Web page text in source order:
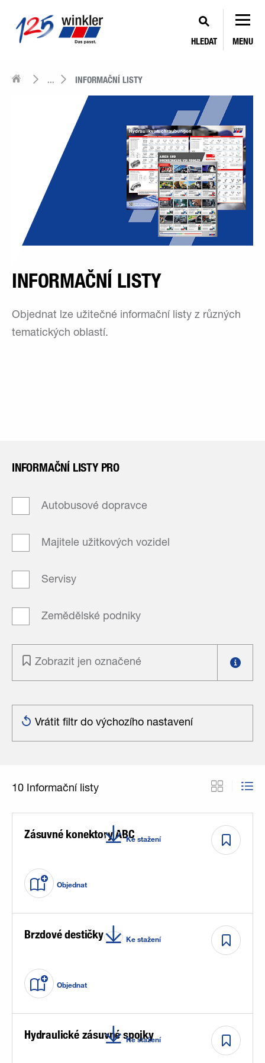
HLEDAT MENU
... INFORMAČNÍ LISTY
INFORMAČNÍ LISTY
Objednat lze užitečné informační listy z různých
tematických oblastí.
INFORMAČNÍ LISTY PRO
Zobrazit jen označené
Vrátit filtr do výchozího nastavení
Autobusové dopravce
Majitele užitkových vozidel
Servisy
Zemědělské podniky
10 Informační listy
Zásuvné konektory ABC
Objednat
Ke stažení
Brzdové destičky
Objednat
Ke stažení
Hydraulické zásuvné spojky
Ke stažení